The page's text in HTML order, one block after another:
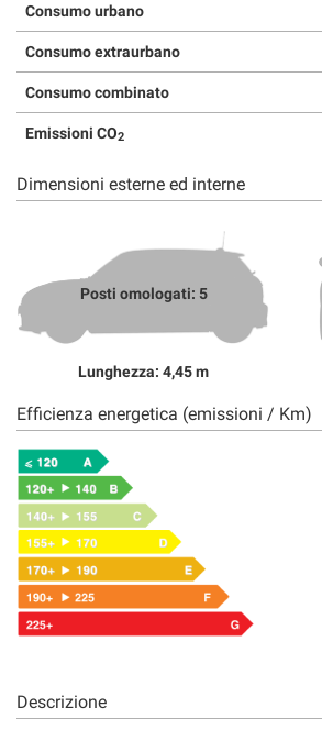
Consumo urbano
Consumo extraurbano
Consumo combinato
Emissioni CO2
Dimensioni esterne ed interne
Posti omologati: 5
Lunghezza: 4,45 m
Efficienza energetica (emissioni / Km)
Descrizione